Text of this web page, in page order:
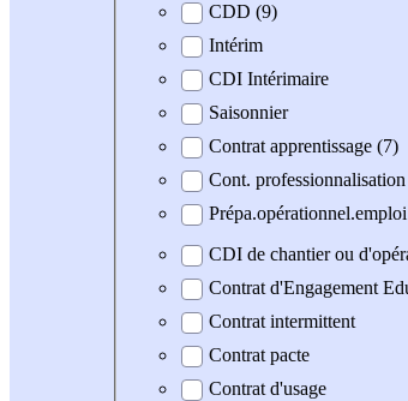
CDD (9)
Intérim
CDI Intérimaire
Saisonnier
Contrat apprentissage (7)
Cont. professionnalisation
Prépa.opérationnel.emploi
CDI de chantier ou
Contrat d'Engagement
Contrat intermittent
Contrat pacte
Contrat d'usage